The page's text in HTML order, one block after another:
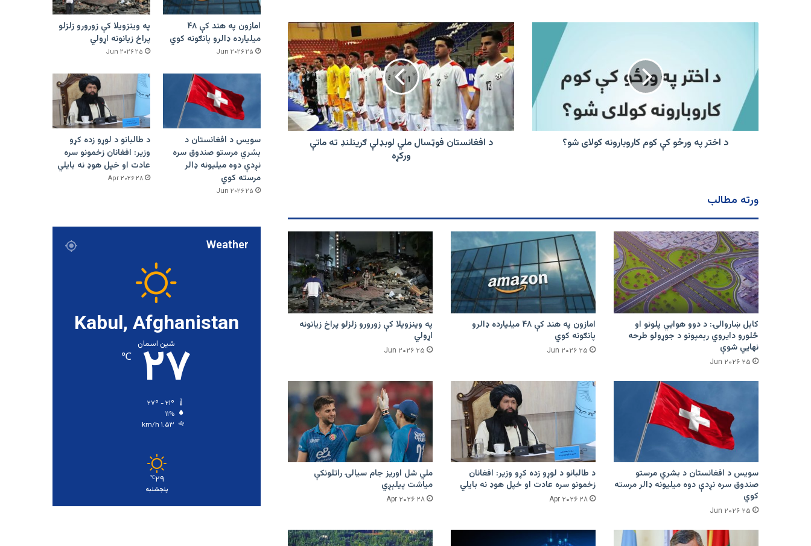
ورځو
کې
کوم
کاروبارونه
شو؟
د اختر په ورځو کې کوم کاروبارونه کولای شو؟
د
افغانستان
فوټسال
ملي
لوبډلې
ګرینلنډ
ماتې
ورکړه
د افغانستان فوټسال ملي لوبډلې ګرینلنډ ته ماتې
ورکړه
ورته مطالب
کابل ښاروالۍ: د دوو هوايي پلونو او
څلورو دایروي رېمپونو د جوړولو طرحه
نهایي شوې
۲۵ Jun ۲۰۲۶
امازون په هند کې ۴۸ میلیارده ډالرو
پانګونه کوي
۲۵ Jun ۲۰۲۶
په وینزویلا کې زورورو زلزلو پراخ زیانونه
اړولي
۲۵ Jun ۲۰۲۶
سویس د افغانستان د بشري مرستو
صندوق سره نږدې دوه میلیونه ډالر مرسته
کوي
۲۵ Jun ۲۰۲۶
د طالبانو د لوړو زده کړو وزیر: افغانان
زخمونو سره عادت او خپل هوډ نه بایلي
۲۸ Apr ۲۰۲۶
ملي شل اوریز جام سیالۍ راتلونکې
میاشت پیلېږي
۲۸ Apr ۲۰۲۶
امازون په هند کې ۴۸
میلیارده ډالرو پانګونه کوي
۲۵ Jun ۲۰۲۶
په وینزویلا کې زورورو زلزلو
پراخ زیانونه اړولي
۲۵ Jun ۲۰۲۶
سویس د افغانستان د
بشري مرستو صندوق سره
نږدې دوه میلیونه ډالر
مرسته کوي
۲۵ Jun ۲۰۲۶
د طالبانو د لوړو زده کړو
وزیر: افغانان زخمونو سره
عادت او خپل هوډ نه بایلي
۲۸ Apr ۲۰۲۶
Weather
Kabul, Afghanistan
شین اسمان
۲۷ ℃
۱۱%
۱.۵۳ km/h
۲۹℃
پنجشنبه